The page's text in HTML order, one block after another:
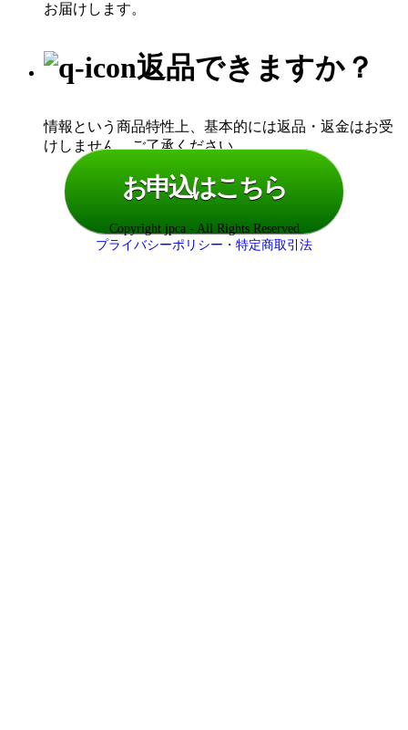
お届けします。
返品できますか？
情報という商品特性上、基本的には返品・返金はお受
けしません。ご了承ください。
お申込はこちら
Copyright jpca - All Rights Reserved
プライバシーポリシー・特定商取引法